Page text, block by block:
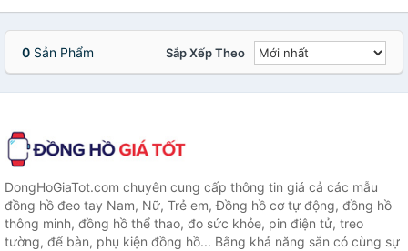
0 Sản Phẩm Sắp Xếp Theo
DongHoGiaTot.com chuyên cung cấp thông tin giá cả các mẫu
đồng hồ đeo tay Nam, Nữ, Trẻ em, Đồng hồ cơ tự động, đồng hồ
thông minh, đồng hồ thể thao, đo sức khỏe, pin điện tử, treo
tường, để bàn, phụ kiện đồng hồ... Bằng khả năng sẵn có cùng sự